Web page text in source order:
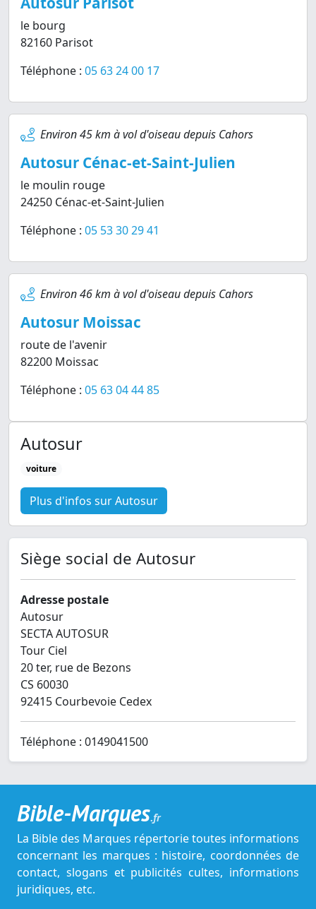
le bourg
82160 Parisot
Téléphone : 05 63 24 00 17
Environ 45 km à vol d'oiseau depuis Cahors
Autosur Cénac-et-Saint-Julien
le moulin rouge
24250 Cénac-et-Saint-Julien
Téléphone : 05 53 30 29 41
Environ 46 km à vol d'oiseau depuis Cahors
Autosur Moissac
route de l'avenir
82200 Moissac
Téléphone : 05 63 04 44 85
Autosur
voiture
Plus d'infos sur Autosur
Siège social de Autosur
Adresse postale
Autosur
SECTA AUTOSUR
Tour Ciel
20 ter, rue de Bezons
CS 60030
92415 Courbevoie Cedex
Téléphone : 0149041500
Bible-Marques.fr
La Bible des Marques répertorie toutes informations
concernant les marques : histoire, coordonnées de
contact, slogans et publicités cultes, informations
juridiques, etc.